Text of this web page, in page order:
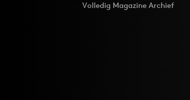
Volledig Magazine Archief